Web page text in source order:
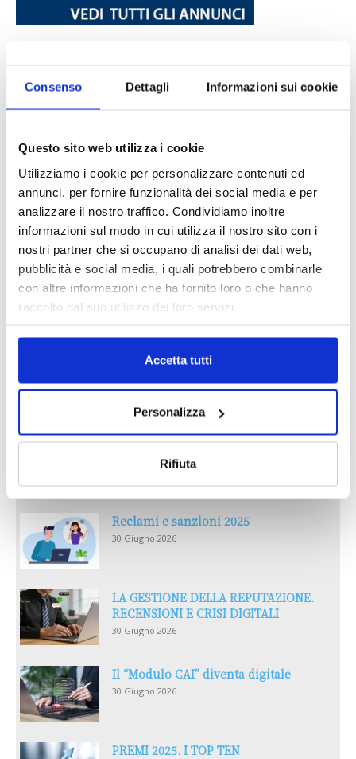
Consenso Dettagli Informazioni sui cookie
Questo sito web utilizza i cookie
Utilizziamo i cookie per personalizzare contenuti ed
annunci, per fornire funzionalità dei social media e per
analizzare il nostro traffico. Condividiamo inoltre
informazioni sul modo in cui utilizza il nostro sito con i
nostri partner che si occupano di analisi dei dati web,
pubblicità e social media, i quali potrebbero combinarle
con altre informazioni che ha fornito loro o che hanno
raccolto dal suo utilizzo dei loro servizi.
Accetta tutti
Personalizza
Rifiuta
Prima Assicurazioni: grande
1 Luglio 2026
MAGNIFICA HUMANITAS (l’impatto
dell’IA sul futuro e oltre)
1 Luglio 2026
IL MENSILE ASSINEWS LUGLIO-
AGOSTO 2026
Reclami e sanzioni 2025
30 Giugno 2026
LA GESTIONE DELLA REPUTAZIONE.
RECENSIONI E CRISI DIGITALI
30 Giugno 2026
Il “Modulo CAI” diventa digitale
30 Giugno 2026
PREMI 2025. I TOP TEN